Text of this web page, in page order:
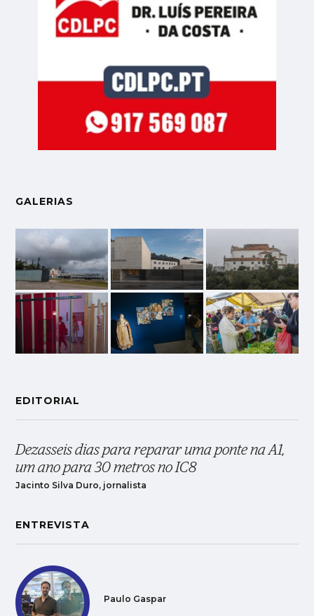
GALERIAS
EDITORIAL
Dezasseis dias para reparar uma ponte na A1,
um ano para 30 metros no IC8
Jacinto Silva Duro, jornalista
ENTREVISTA
Paulo Gaspar